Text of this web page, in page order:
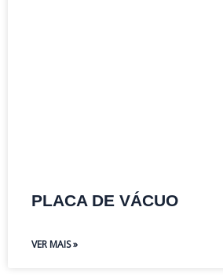
PLACA DE VÁCUO
VER MAIS »